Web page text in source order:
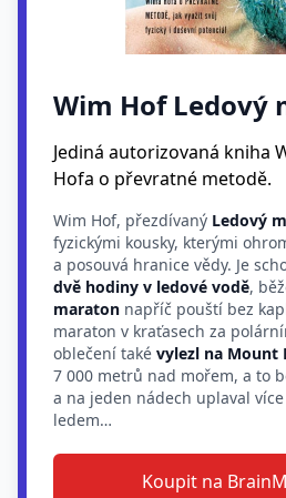
Wim Hof Ledový
Jediná autorizovaná kniha
Hofa o převratné metodě.
Wim Hof, přezdívaný Ledový
fyzickými kousky, kterými
a posouvá hranice vědy. Je
dvě hodiny v ledové vodě,
maraton napříč pouští bez
maraton v kraťasech za
oblečení také vylezl na Mount
7 000 metrů nad mořem, a to
a na jeden nádech uplaval
ledem…
Koupit na